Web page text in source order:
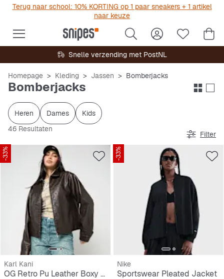
Terug naar school: 10% KORTING op 1 paar sneakers + 1 artikel
naar keuze
Snelle verzending met PostNL
Homepage Kleding Jassen Bomberjacks
Bomberjacks
Heren Dames
Kids
46 Resultaten
Filter
-33%
Karl Kani
OG Retro Pu Leather Boxy Jacket
-33%
Nike
Sportswear Pleated Jacket